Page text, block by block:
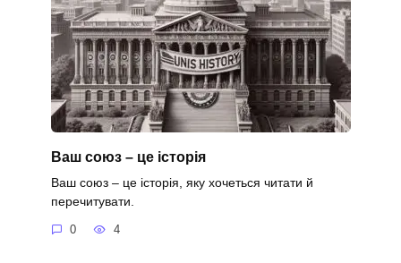
Ваш союз – це історія
Ваш союз – це історія, яку хочеться читати й
перечитувати.
0 4